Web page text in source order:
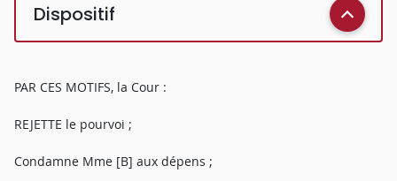
Dispositif
PAR CES MOTIFS, la Cour :
REJETTE le pourvoi ;
Condamne Mme [B] aux dépens ;